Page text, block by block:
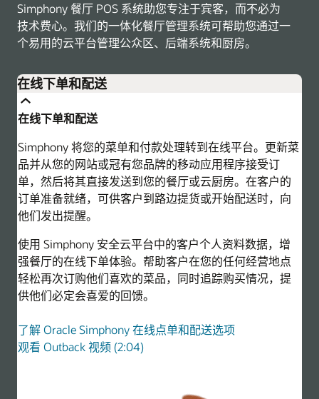
Simphony 餐厅 POS 系统助您专注于宾客，而不必为
技术费心。我们的一体化餐厅管理系统可帮助您通过一
个易用的云平台管理公众区、后端系统和厨房。
在线下单和配送
在线下单和配送
Simphony 将您的菜单和付款处理转到在线平台。更新菜
品并从您的网站或冠有您品牌的移动应用程序接受订
单，然后将其直接发送到您的餐厅或云厨房。在客户的
订单准备就绪，可供客户到路边提货或开始配送时，向
他们发出提醒。
使用 Simphony 安全云平台中的客户个人资料数据，增
强餐厅的在线下单体验。帮助客户在您的任何经营地点
轻松再次订购他们喜欢的菜品，同时追踪购买情况，提
供他们必定会喜爱的回馈。
了解 Oracle Simphony 在线点单和配送选项
观看 Outback 视频 (2:04)